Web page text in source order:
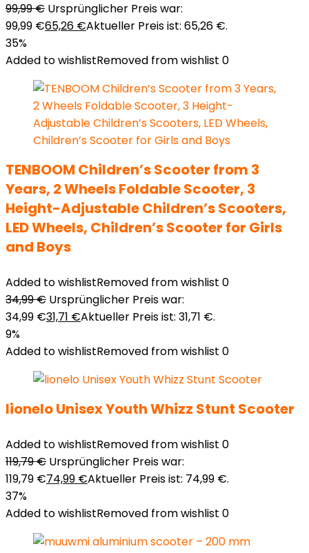
99,99€ Ursprünglicher Preis war:
99,99 €65,26 €Aktueller Preis ist: 65,26 €.
35%
Added to wishlistRemoved from wishlist 0
TENBOOM Children’s Scooter from 3
Years, 2 Wheels Foldable Scooter, 3
Height-Adjustable Children’s Scooters,
LED Wheels, Children’s Scooter for Girls
and Boys
Added to wishlistRemoved from wishlist 0
34,99€ Ursprünglicher Preis war:
34,99 €31,71 €Aktueller Preis ist: 31,71 €.
9%
Added to wishlistRemoved from wishlist 0
lionelo Unisex Youth Whizz Stunt Scooter
Added to wishlistRemoved from wishlist 0
119,79€ Ursprünglicher Preis war:
119,79 €74,99 €Aktueller Preis ist: 74,99 €.
37%
Added to wishlistRemoved from wishlist 0